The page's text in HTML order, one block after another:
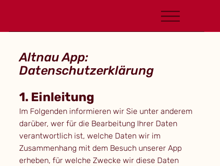
Altnau App:
Datenschutzerklärung
1. Einleitung
Im Folgenden informieren wir Sie unter anderem
darüber, wer für die Bearbeitung Ihrer Daten
verantwortlich ist, welche Daten wir im
Zusammenhang mit dem Besuch unserer App
erheben, für welche Zwecke wir diese Daten